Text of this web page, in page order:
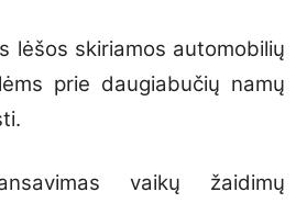
lėšos skiriamos automobilių
prie daugiabučių namų
vaikų žaidimų